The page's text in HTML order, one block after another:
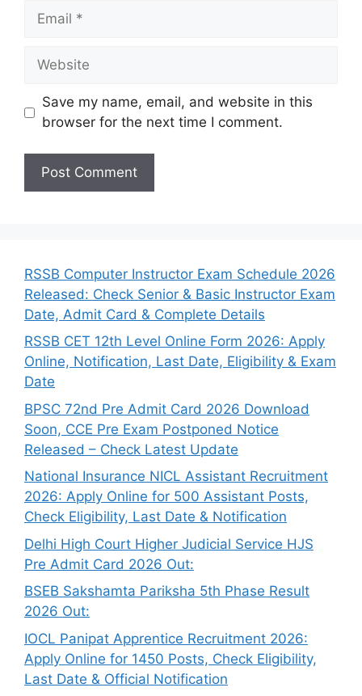
Email
Website
Save my name, email, and website in this
browser for the next time I comment.
RSSB Computer Instructor Exam Schedule 2026
Released: Check Senior & Basic Instructor Exam
Date, Admit Card & Complete Details
RSSB CET 12th Level Online Form 2026: Apply
Online, Notification, Last Date, Eligibility & Exam
Date
BPSC 72nd Pre Admit Card 2026 Download
Soon, CCE Pre Exam Postponed Notice
Released – Check Latest Update
National Insurance NICL Assistant Recruitment
2026: Apply Online for 500 Assistant Posts,
Check Eligibility, Last Date & Notification
Delhi High Court Higher Judicial Service HJS
Pre Admit Card 2026 Out:
BSEB Sakshamta Pariksha 5th Phase Result
2026 Out:
IOCL Panipat Apprentice Recruitment 2026:
Apply Online for 1450 Posts, Check Eligibility,
Last Date & Official Notification